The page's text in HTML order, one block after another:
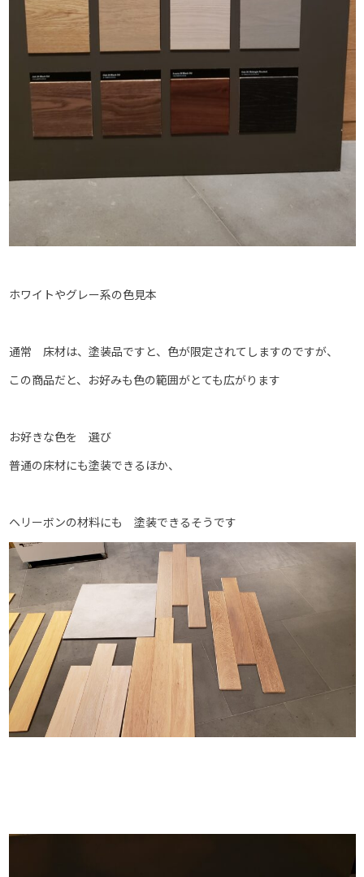
ホワイトやグレー系の色見本
通常 床材は、塗装品ですと、色が限定されてしますのですが、
この商品だと、お好みも色の範囲がとても広がります
お好きな色を 選び
普通の床材にも塗装できるほか、
ヘリーボンの材料にも 塗装できるそうです